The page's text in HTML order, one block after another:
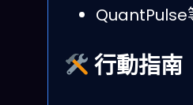
QuantPulse
行動指南